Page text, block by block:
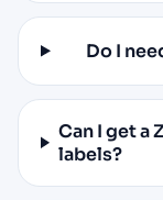
Do I
Can I get a
labels?